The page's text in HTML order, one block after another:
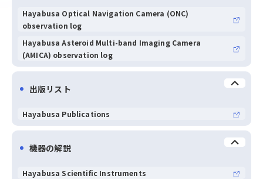
Hayabusa Optical Navigation Camera (ONC)
observation log
Hayabusa Asteroid Multi-band Imaging Camera
(AMICA) observation log
出版リスト
Hayabusa Publications
機器の解説
Hayabusa Scientific Instruments